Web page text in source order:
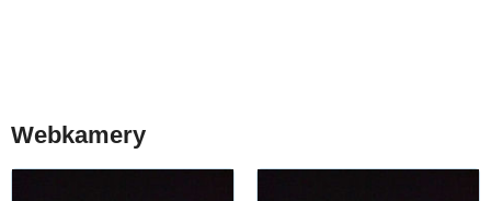
Webkamery